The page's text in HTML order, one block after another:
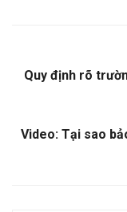
Quy định rõ
Video: Tại sao